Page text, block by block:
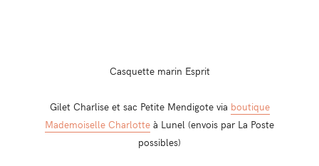
Casquette marin Esprit
Gilet Charlise et sac Petite Mendigote via boutique
Mademoiselle Charlotte à Lunel (envois par La Poste
possibles)